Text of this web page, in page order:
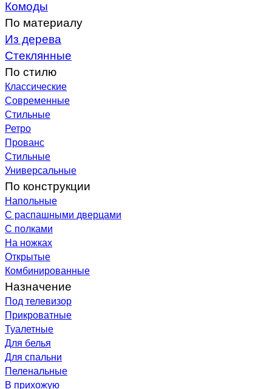
Комоды
По материалу
Из дерева
Стеклянные
По стилю
Классические
Современные
Стильные
Ретро
Прованс
Стильные
Универсальные
По конструкции
Напольные
С распашными дверцами
С полками
На ножках
Открытые
Комбинированные
Назначение
Под телевизор
Прикроватные
Туалетные
Для белья
Для спальни
Пеленальные
В прихожую